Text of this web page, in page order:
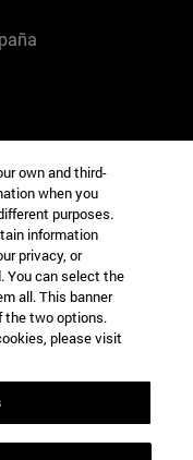
EE.UU
Alemania
own and third-
when you
purposes.
information
privacy, or
You can select the
all. This banner
the two options.
please visit